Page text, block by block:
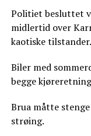
Politiet besluttet
midlertid over
kaotiske tilstander.
Biler med
begge
Brua måtte
strøing.